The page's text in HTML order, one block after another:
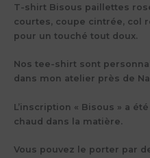
T-shirt Bisous paillettes
courtes, coupe cintrée, col
pour un touché tout doux.
Nos tee-shirt sont
dans mon atelier près de
L’inscription « Bisous » a
chaud dans la matière.
Vous pouvez le porter par